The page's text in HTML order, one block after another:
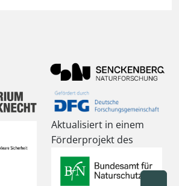
Aktualisiert in einem
Förderprojekt des